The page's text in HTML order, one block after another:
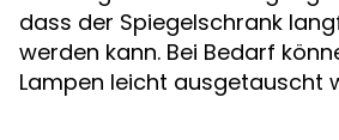
dass der Spiegelschrank
werden kann. Bei Bedarf
Lampen leicht ausgetauscht